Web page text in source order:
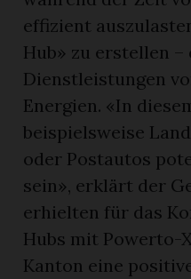
effizient
Hub» zu erstellen
Dienstleistungen
Energien. «In
beispielsweise
oder Postautos
sein», erklärt der
erhielten für das
Hubs mit Powerto-
Kanton eine